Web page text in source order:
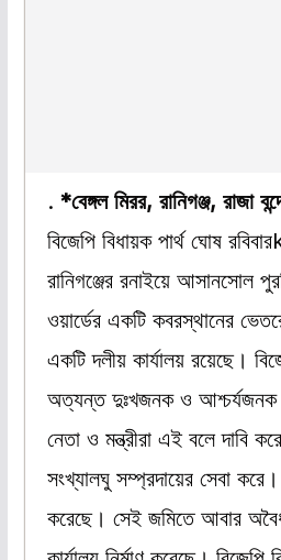
. *বেঙ্গল মিরর, রানিগঞ্জ, রাজা
বিজেপি বিধায়ক পার্থ ঘোষ
রানিগঞ্জের রনাইয়ে আসানসোল
ওয়ার্ডের একটি কবরস্থানের
একটি দলীয় কার্যালয় রয়েছে।
অত্যন্ত দুঃখজনক ও আশ্চর্যজনক
নেতা ও মন্ত্রীরা এই বলে দাবি
সংখ্যালঘু সম্প্রদায়ের সেবা
করেছে। সেই জমিতে আবার